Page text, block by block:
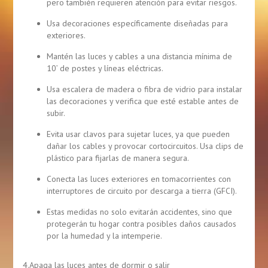
pero también requieren atención para evitar riesgos.
Usa decoraciones específicamente diseñadas para
exteriores.
Mantén las luces y cables a una distancia mínima de
10’ de postes y líneas eléctricas.
Usa escalera de madera o fibra de vidrio para instalar
las decoraciones y verifica que esté estable antes de
subir.
Evita usar clavos para sujetar luces, ya que pueden
dañar los cables y provocar cortocircuitos. Usa clips de
plástico para fijarlas de manera segura.
Conecta las luces exteriores en tomacorrientes con
interruptores de circuito por descarga a tierra (GFCI).
Estas medidas no solo evitarán accidentes, sino que
protegerán tu hogar contra posibles daños causados
por la humedad y la intemperie.
4.Apaga las luces antes de dormir o salir